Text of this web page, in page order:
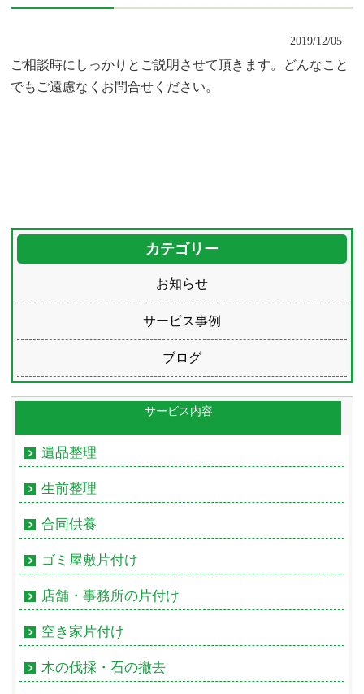
2019/12/05
ご相談時にしっかりとご説明させて頂きます。どんなこと
でもご遠慮なくお問合せください。
カテゴリー
お知らせ
サービス事例
ブログ
サービス内容
遺品整理
生前整理
合同供養
ゴミ屋敷片付け
店舗・事務所の片付け
空き家片付け
木の伐採・石の撤去